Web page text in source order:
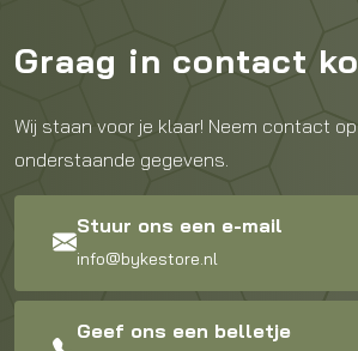
Graag in contact
Wij staan voor je klaar! Neem contact
onderstaande gegevens.
Stuur ons een e-mail
info@bykestore.nl
Geef ons een belletje